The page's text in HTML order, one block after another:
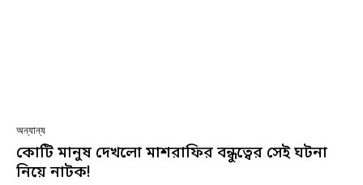
অন্যান্য
কোটি মানুষ দেখলো মাশরাফির বন্ধুত্বের সেই ঘটনা
নিয়ে নাটক!